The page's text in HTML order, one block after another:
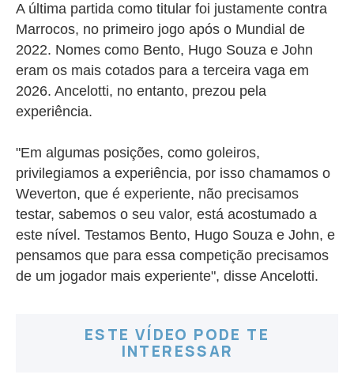
A última partida como titular foi justamente contra
Marrocos, no primeiro jogo após o Mundial de
2022. Nomes como Bento, Hugo Souza e John
eram os mais cotados para a terceira vaga em
2026. Ancelotti, no entanto, prezou pela
experiência.
"Em algumas posições, como goleiros,
privilegiamos a experiência, por isso chamamos o
Weverton, que é experiente, não precisamos
testar, sabemos o seu valor, está acostumado a
este nível. Testamos Bento, Hugo Souza e John, e
pensamos que para essa competição precisamos
de um jogador mais experiente", disse Ancelotti.
ESTE VÍDEO PODE TE
INTERESSAR